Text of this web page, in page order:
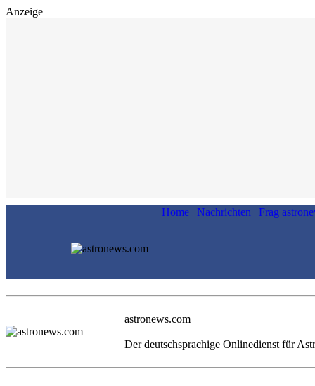
Anzeige
Home | Nachrichten | Frag
astronews.com
Der deutschsprachige Onlinedienst für